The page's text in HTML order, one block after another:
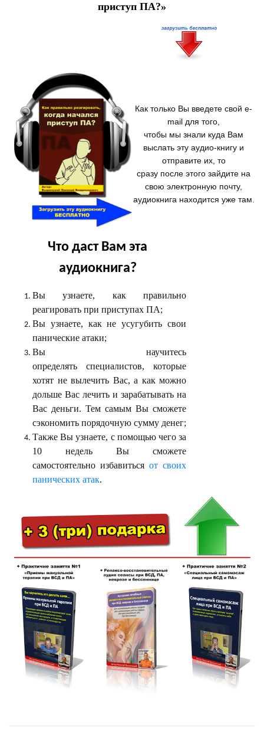
приступ ПА?»
Как только Вы введете свой e-
mail для того,
чтобы мы знали куда Вам
выслать эту аудио-книгу и
отправите их, то
сразу после этого зайдите на
свою электронную почту,
аудиокнига находится уже там.
Что даст Вам эта
аудиокнига?
Вы узнаете, как правильно
реагировать при приступах ПА;
Вы узнаете, как не усугубить свои
панические атаки;
Вы научитесь
определять специалистов, которые
хотят не вылечить Вас, а как можно
дольше Вас лечить и зарабатывать на
Вас деньги. Тем самым Вы сможете
сэкономить порядочную сумму денег;
Также Вы узнаете, с помощью чего за
10 недель Вы сможете
самостоятельно избавиться от своих
панических атак.